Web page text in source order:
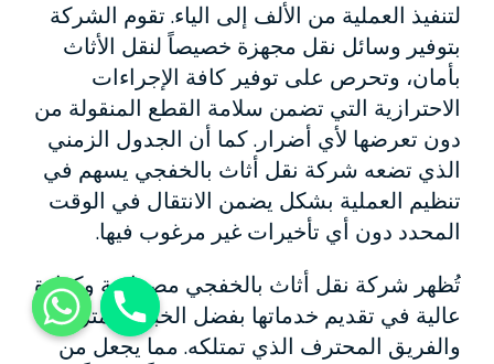
لتنفيذ العملية من الألف إلى الياء. تقوم الشركة
بتوفير وسائل نقل مجهزة خصيصاً لنقل الأثاث
بأمان، وتحرص على توفير كافة الإجراءات
الاحترازية التي تضمن سلامة القطع المنقولة من
دون تعرضها لأي أضرار. كما أن الجدول الزمني
الذي تضعه شركة نقل أثاث بالخفجي يسهم في
تنظيم العملية بشكل يضمن الانتقال في الوقت
المحدد دون أي تأخيرات غير مرغوب فيها.
تُظهر شركة نقل أثاث بالخفجي مصداقية وكفاءة
عالية في تقديم خدماتها بفضل الخبرة المتراكمة
والفريق المحترف الذي تمتلكه. مما يجعل من